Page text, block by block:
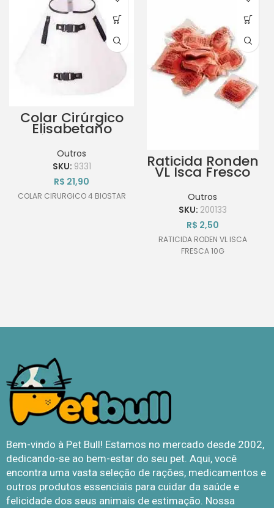
Colar Cirúrgico
Elisabetano
Biostar nº 4
Outros
SKU: 9331
R$ 21,90
COLAR CIRURGICO 4 BIOSTAR
Raticida Ronden
VL Isca Fresco
10g
Outros
SKU: 200133
R$ 2,50
RATICIDA RODEN VL ISCA
FRESCA 10G
Bem-vindo à Pet Bull! Estamos no mercado desde 2002,
dedicando-se ao bem-estar do seu pet. Aqui, você
encontra uma vasta seleção de rações, medicamentos e
outros produtos essenciais para cuidar da saúde e
felicidade dos seus animais de estimação. Nossa